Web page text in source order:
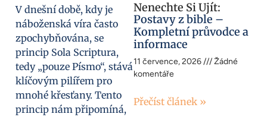
V dnešní době, kdy je
náboženská víra často
zpochybňována, se
princip Sola Scriptura,
tedy „pouze Písmo“, stává
klíčovým pilířem pro
mnohé křesťany. Tento
princip nám připomíná,
Nenechte Si Ujít:
Postavy z bible –
Kompletní průvodce a
informace
11 července, 2026
Žádné
komentáře
Přečíst článek »